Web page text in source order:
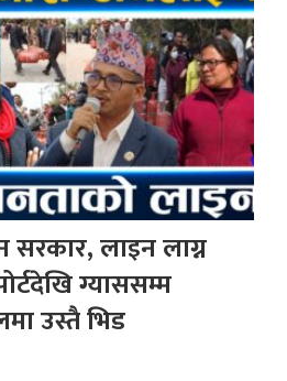
लाइन लाग्न
ग्याससम्म
उस्तै भिड